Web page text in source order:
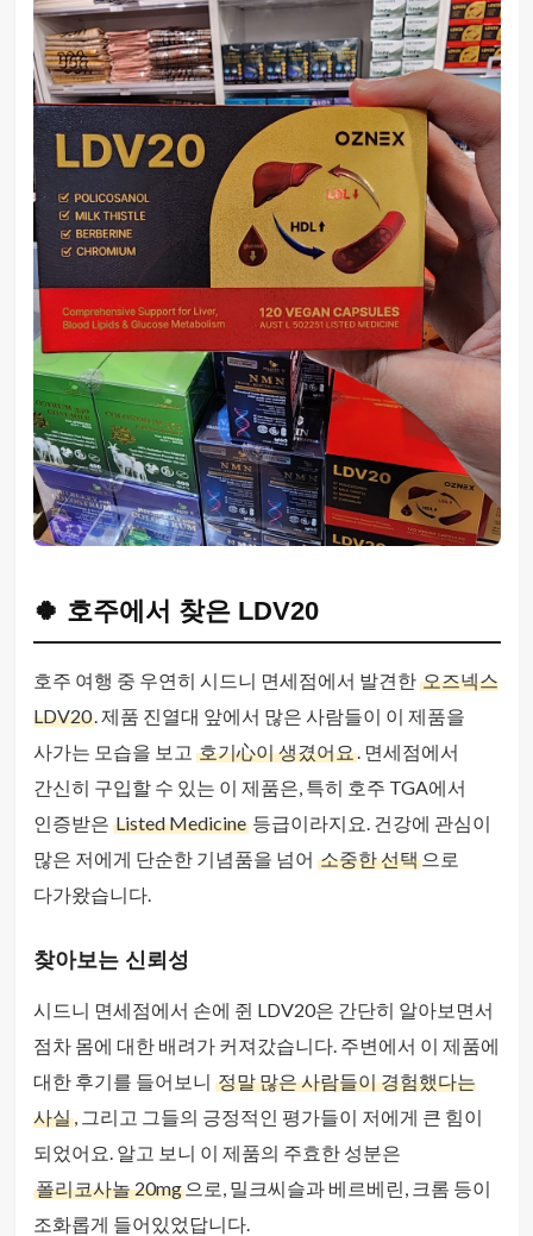
🍀 호주에서 찾은 LDV20
호주 여행 중 우연히 시드니 면세점에서 발견한 오즈넥스
LDV20. 제품 진열대 앞에서 많은 사람들이 이 제품을
사가는 모습을 보고 호기心이 생겼어요. 면세점에서
간신히 구입할 수 있는 이 제품은, 특히 호주 TGA에서
인증받은 Listed Medicine등급이라지요. 건강에 관심이
많은 저에게 단순한 기념품을 넘어 소중한 선택으로
다가왔습니다.
찾아보는 신뢰성
시드니 면세점에서 손에 쥔 LDV20은 간단히 알아보면서
점차 몸에 대한 배려가 커져갔습니다. 주변에서 이 제품에
대한 후기를 들어보니 정말 많은 사람들이 경험했다는
사실, 그리고 그들의 긍정적인 평가들이 저에게 큰 힘이
되었어요. 알고 보니 이 제품의 주효한 성분은
폴리코사놀 20mg으로, 밀크씨슬과 베르베린, 크롬 등이
조화롭게 들어있었답니다.